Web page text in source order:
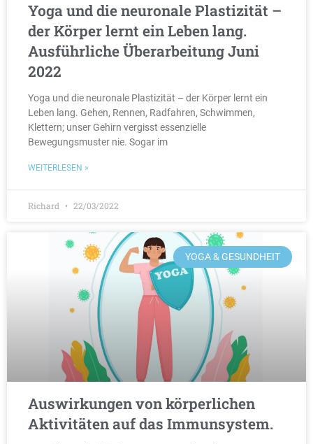
Yoga und die neuronale Plastizität –
der Körper lernt ein Leben lang.
Ausführliche Überarbeitung Juni
2022
Yoga und die neuronale Plastizität – der Körper lernt ein
Leben lang. Gehen, Rennen, Radfahren, Schwimmen,
Klettern; unser Gehirn vergisst essenzielle
Bewegungsmuster nie. Sogar im
WEITERLESEN »
Richard 22/03/2022
YOGA & GESUNDHEIT
Auswirkungen von körperlichen
Aktivitäten auf das Immunsystem.